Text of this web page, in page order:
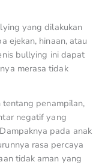
yang dilakukan
ejekan, hinaan, atau
bullying ini dapat
merasa tidak
penampilan,
negatif yang
pada anak
rasa percaya
tidak aman yang